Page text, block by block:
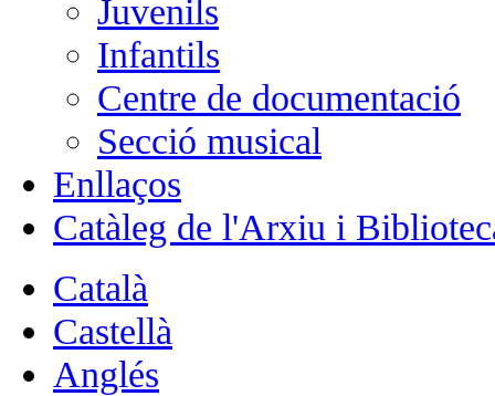
Juvenils
Infantils
Centre de documentació
Secció musical
Enllaços
Catàleg de l'Arxiu i
Català
Castellà
Anglés